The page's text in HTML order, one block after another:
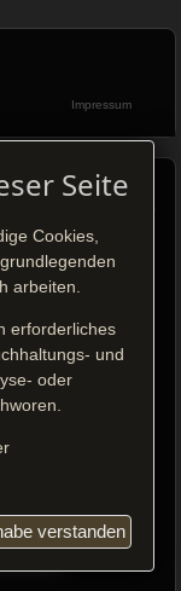
Impressum
Spinne
Seite
Cookies,
arbeiten.
erforderliches
und
oder
verstanden